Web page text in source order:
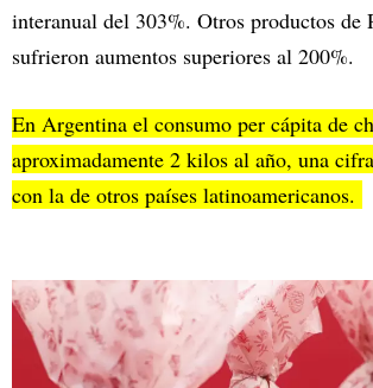
interanual del 303%. Otros productos de
sufrieron aumentos superiores al 200%.
En Argentina el consumo per cápita de
aproximadamente 2 kilos al año, una
con la de otros países latinoamericanos.